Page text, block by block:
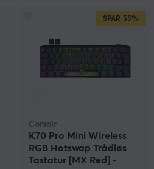
SPAR 55%
Corsair
K70 Pro Mini Wireless
RGB Hotswap Trådløs
Tastatur [MX Red] -